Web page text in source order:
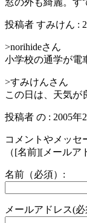
窓の外も綺麗。す
投稿者 すみけん :
>norihideさん
小学校の通学が電
>すみけんさん
この日は、天気が
投稿者 の : 2005年
コメントやメッセ
（[名前][メール
名前（必須）:
メールアドレス(必